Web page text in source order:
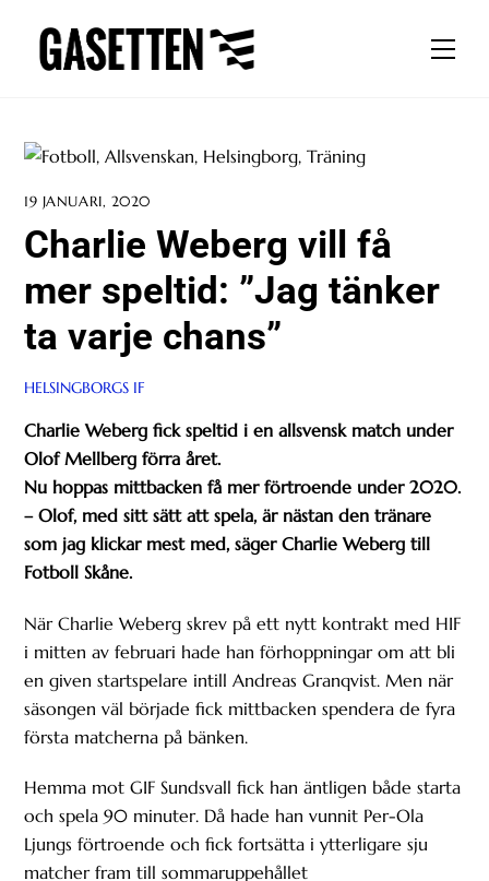
content
19 JANUARI, 2020
Charlie Weberg vill få
mer speltid: ”Jag tänker
ta varje chans”
HELSINGBORGS IF
Charlie Weberg fick speltid i en allsvensk match under
Olof Mellberg förra året.
Nu hoppas mittbacken få mer förtroende under 2020.
– Olof, med sitt sätt att spela, är nästan den tränare
som jag klickar mest med, säger Charlie Weberg till
Fotboll Skåne.
När Charlie Weberg skrev på ett nytt kontrakt med HIF
i mitten av februari hade han förhoppningar om att bli
en given startspelare intill Andreas Granqvist. Men när
säsongen väl började fick mittbacken spendera de fyra
första matcherna på bänken.
Hemma mot GIF Sundsvall fick han äntligen både starta
och spela 90 minuter. Då hade han vunnit Per-Ola
Ljungs förtroende och fick fortsätta i ytterligare sju
matcher fram till sommaruppehållet